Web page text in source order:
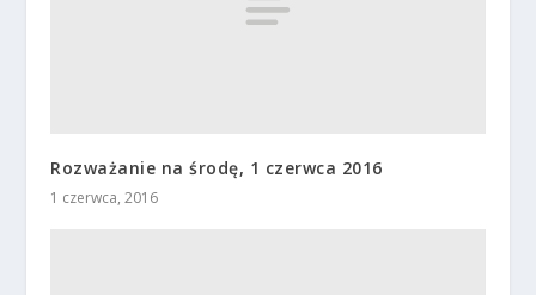
Rozważanie na środę, 1 czerwca 2016
1 czerwca, 2016